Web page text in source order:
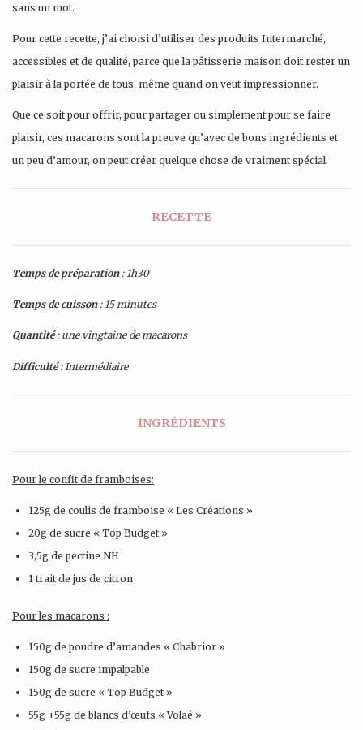
sans un mot.
Pour cette recette, j’ai choisi d’utiliser des produits Intermarché,
accessibles et de qualité, parce que la pâtisserie maison doit rester un
plaisir à la portée de tous, même quand on veut impressionner.
Que ce soit pour offrir, pour partager ou simplement pour se faire
plaisir, ces macarons sont la preuve qu’avec de bons ingrédients et
un peu d’amour, on peut créer quelque chose de vraiment spécial.
RECETTE
Temps de préparation: 1h30
Temps de cuisson: 15 minutes
Quantité: une vingtaine de macarons
Difficulté: Intermédiaire
INGRÉDIENTS
Pour le confit de framboises:
125g de coulis de framboise « Les Créations »
20g de sucre « Top Budget »
3,5g de pectine NH
1 trait de jus de citron
Pour les macarons :
150g de poudre d’amandes « Chabrior »
150g de sucre impalpable
150g de sucre « Top Budget »
55g +55g de blancs d’œufs « Volaé »